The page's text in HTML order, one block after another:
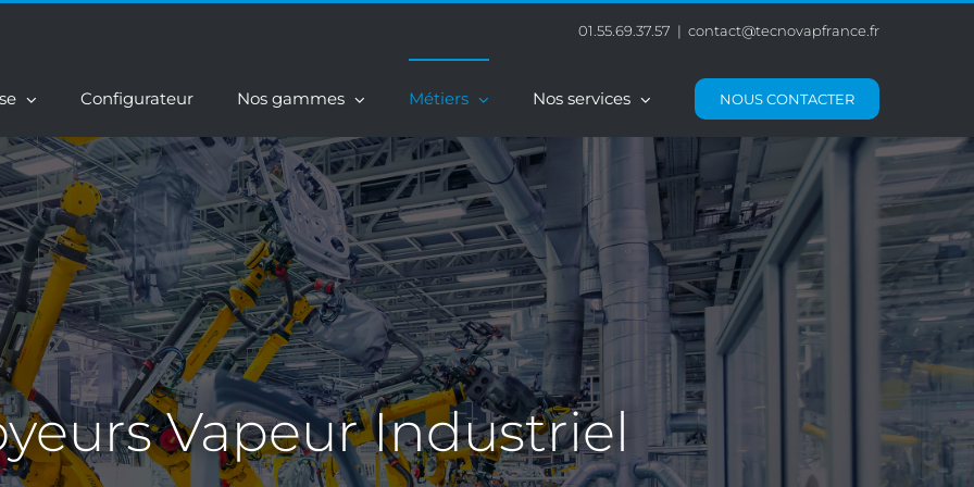
01.55.69.37.57 | contact@tecnovapfrance.fr
Configurateur Nos gammes Métiers Nos services NOUS CONTACTER
Vapeur Industriel